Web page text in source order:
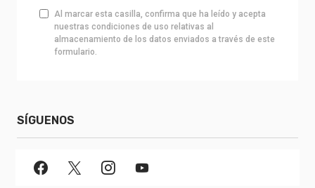
Al marcar esta casilla, confirma que ha leído y acepta
nuestras condiciones de uso relativas al
almacenamiento de los datos enviados a través de este
formulario.
SÍGUENOS